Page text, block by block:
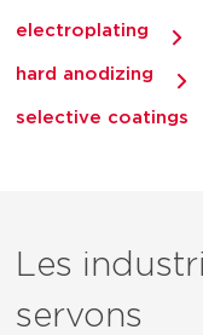
electroplating
hard anodizing
selective coatings
Les
servons